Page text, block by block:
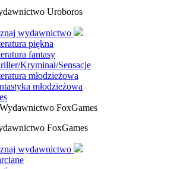
Uroboros
wydawnictwo
piękna
fantasy
Kryminał/Sensacje
młodzieżowa
młodzieżowa
FoxGames
wydawnictwo